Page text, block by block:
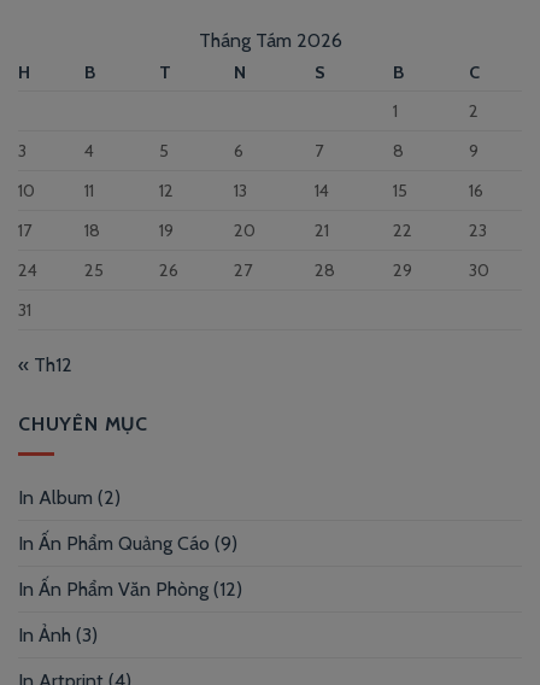
Tháng Tám 2026
H B T N S B
C
1
2
3
4 5 6 7 8
9
10
11 12 13 14 15
16
17
18 19 20 21 22
23
24
25 26 27 28 29
30
31
« Th12
CHUYÊN MỤC
In Album (2)
In Ấn Phẩm Quảng Cáo (9)
In Ấn Phẩm Văn Phòng (12)
In Ảnh (3)
In Artprint (4)